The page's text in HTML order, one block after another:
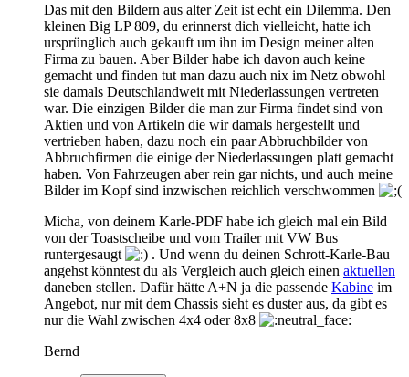
Das mit den Bildern aus alter Zeit ist echt ein Dilemma. Den
kleinen Big LP 809, du erinnerst dich vielleicht, hatte ich
ursprünglich auch gekauft um ihn im Design meiner alten
Firma zu bauen. Aber Bilder habe ich davon auch keine
gemacht und finden tut man dazu auch nix im Netz obwohl
sie damals Deutschlandweit mit Niederlassungen vertreten
war. Die einzigen Bilder die man zur Firma findet sind von
Aktien und von Artikeln die wir damals hergestellt und
vertrieben haben, dazu noch ein paar Abbruchbilder von
Abbruchfirmen die einige der Niederlassungen platt gemacht
haben. Von Fahrzeugen aber rein gar nichts, und auch meine
Bilder im Kopf sind inzwischen reichlich verschwommen
Micha, von deinem Karle-PDF habe ich gleich mal ein Bild
von der Toastscheibe und vom Trailer mit VW Bus
runtergesaugt
. Und wenn du deinen Schrott-Karle-Bau
angehst könntest du als Vergleich auch gleich einen aktuellen
daneben stellen. Dafür hätte A+N ja die passende Kabine im
Angebot, nur mit dem Chassis sieht es duster aus, da gibt es
nur die Wahl zwischen 4x4 oder 8x8
Bernd